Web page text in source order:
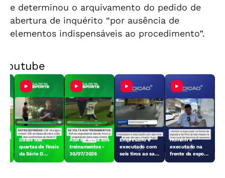
e determinou o arquivamento do pedido de
abertura de inquérito “por ausência de
elementos indispensáveis ao procedimento”.
Datas das
quartas de finais
da Série D
definidas -
ASA de volta aos
treinamentos -
30/07/2026
Empresário é
executado com
seis tiros ao sair
Homem é
executado na
frente da esposa